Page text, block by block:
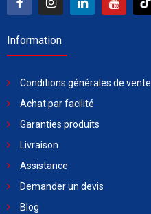
Information
Conditions générales de vente
Achat par facilité
Garanties produits
Livraison
Assistance
Demander un devis
Blog